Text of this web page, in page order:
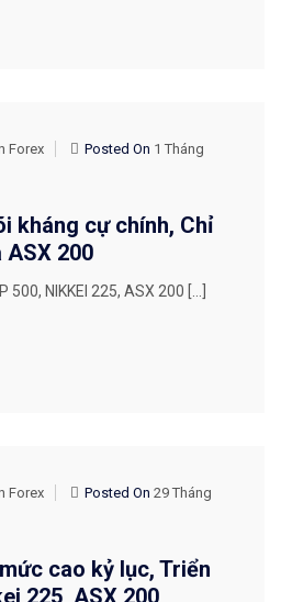
Forex Posted On 1 Tháng
kháng cự chính, Chỉ
ASX 200
500, NIKKEI 225, ASX 200 […]
Forex Posted On 29 Tháng
cao kỷ lục, Triển